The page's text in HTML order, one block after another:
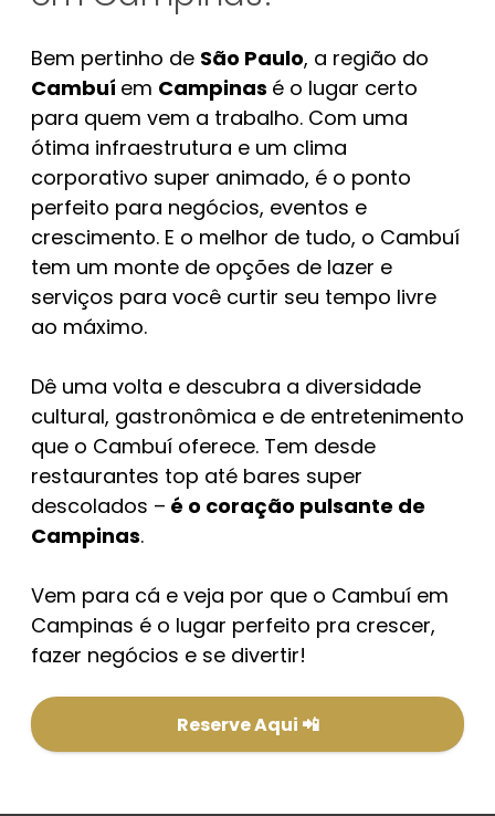
Bem pertinho de São Paulo, a região do
Cambuí em Campinas é o lugar certo
para quem vem a trabalho. Com uma
ótima infraestrutura e um clima
corporativo super animado, é o ponto
perfeito para negócios, eventos e
crescimento. E o melhor de tudo, o Cambuí
tem um monte de opções de lazer e
serviços para você curtir seu tempo livre
ao máximo.
Dê uma volta e descubra a diversidade
cultural, gastronômica e de entretenimento
que o Cambuí oferece. Tem desde
restaurantes top até bares super
descolados – é o coração pulsante de
Campinas.
Vem para cá e veja por que o Cambuí em
Campinas é o lugar perfeito pra crescer,
fazer negócios e se divertir!
Reserve Aqui 📲